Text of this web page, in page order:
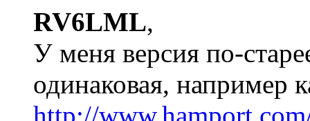
RV6LML,
У меня версия по-
одинаковая, например